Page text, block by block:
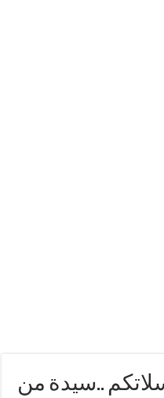
..سيدة من